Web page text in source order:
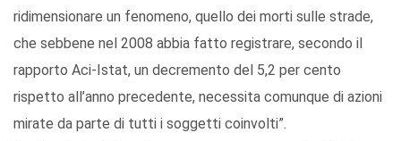
ridimensionare un fenomeno, quello dei morti sulle strade,
che sebbene nel 2008 abbia fatto registrare, secondo il
rapporto Aci-Istat, un decremento del 5,2 per cento
rispetto all’anno precedente, necessita comunque di azioni
mirate da parte di tutti i soggetti coinvolti”.